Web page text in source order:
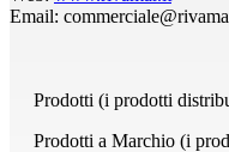
Email:
Prodotti (i prodotti
Prodotti a Marchio (i